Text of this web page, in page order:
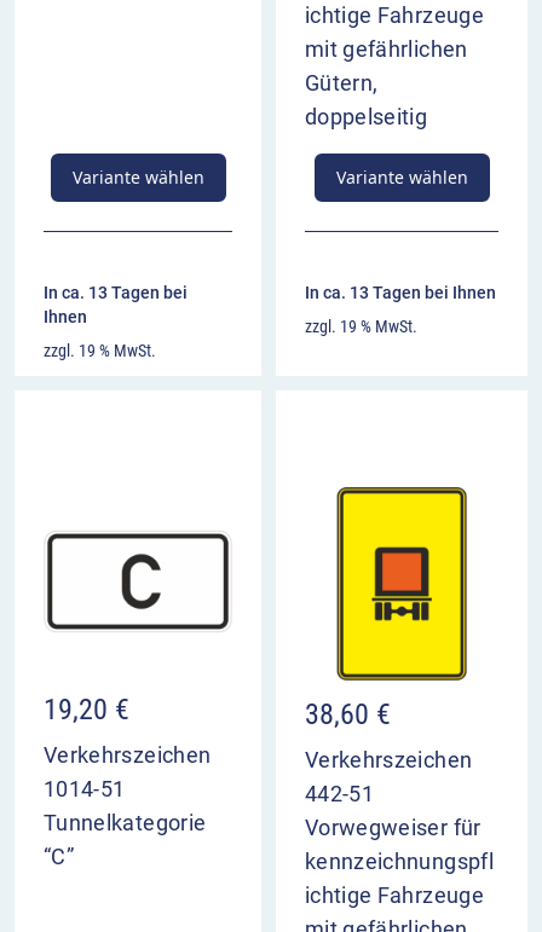
Variante wählen
In ca. 13 Tagen bei
Ihnen
zzgl. 19 % MwSt.
ichtige Fahrzeuge
mit gefährlichen
Gütern,
doppelseitig
Variante wählen
In ca. 13 Tagen bei Ihnen
zzgl. 19 % MwSt.
19,20 €
Verkehrszeichen
1014-51
Tunnelkategorie
“C”
38,60 €
Verkehrszeichen
442-51
Vorwegweiser für
kennzeichnungspfl
ichtige Fahrzeuge